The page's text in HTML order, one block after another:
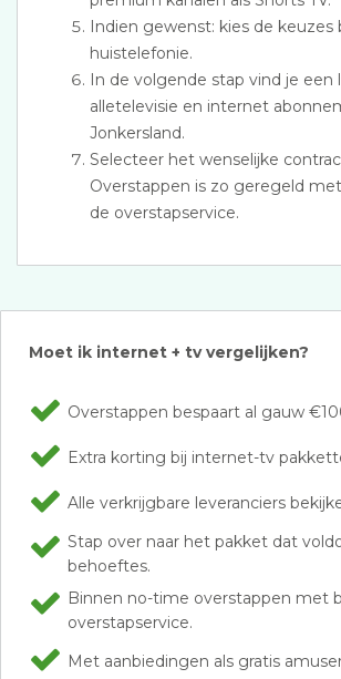
Indien gewenst: kies de
huistelefonie.
In de volgende stap vind je een
alletelevisie en internet
Jonkersland.
Selecteer het wenselijke
Overstappen is zo geregeld
de overstapservice.
Moet ik internet + tv vergelijken?
Overstappen bespaart al gauw
Extra korting bij internet-tv
Alle verkrijgbare leveranciers
Stap over naar het pakket dat
behoeftes.
Binnen no-time overstappen met
overstapservice.
Met aanbiedingen als gratis